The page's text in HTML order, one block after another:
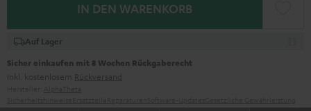
IN DEN WARENKORB
Auf Lager
Sicher einkaufen mit 8 Wochen Rückgaberecht
inkl. kostenlosem Rückversand